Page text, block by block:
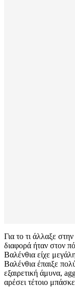
Για το τι άλλαξε
διαφορά ήταν στον
Βαλένθια είχε
Βαλένθια έπαιξε
εξαιρετική άμυνα,
αρέσει τέτοιο